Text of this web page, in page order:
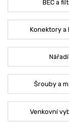
BEC a
Konektory a
Nářadí
Šrouby a
Venkovní